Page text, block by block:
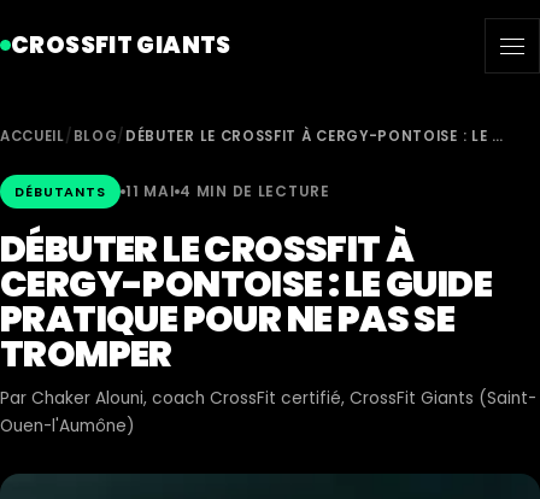
CROSSFIT GIANTS
ACCUEIL/ BLOG/ DÉBUTER LE CROSSFIT À CERGY-PONTOISE : LE …
DÉBUTANTS 11 MAI 4 MIN DE LECTURE
DÉBUTER LE CROSSFIT À
CERGY-PONTOISE : LE GUIDE
PRATIQUE POUR NE PAS SE
TROMPER
Par Chaker Alouni, coach CrossFit certifié, CrossFit Giants (Saint-
Ouen-l'Aumône)